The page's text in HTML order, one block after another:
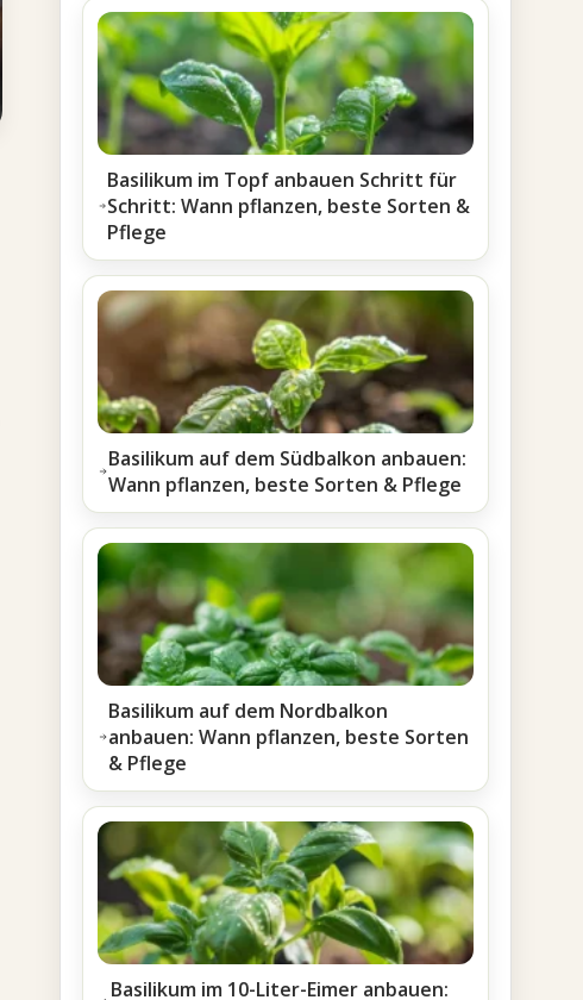
Basilikum im Topf anbauen Schritt für
Schritt: Wann pflanzen, beste Sorten &
Pflege
Basilikum auf dem Südbalkon anbauen:
Wann pflanzen, beste Sorten & Pflege
Basilikum auf dem Nordbalkon
anbauen: Wann pflanzen, beste Sorten
& Pflege
Basilikum im 10-Liter-Eimer anbauen: